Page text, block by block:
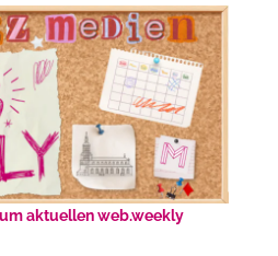
aktuellen web.weekly